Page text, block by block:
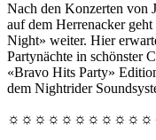
Nach den Konzerten von
auf dem Herrenacker
Night» weiter. Hier
Partynächte in schönster
«Bravo Hits Party»
dem Nightrider